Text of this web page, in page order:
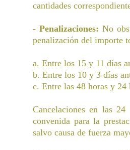
cantidades
- Penalizaciones: No
penalización del importe
a. Entre los 15 y 11 días
b. Entre los 10 y 3 días
c. Entre las 48 horas y
Cancelaciones en las
convenida para la
salvo causa de fuerza